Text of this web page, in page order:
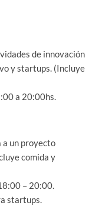
de innovación
y startups. (Incluye
a 20:00hs.
un proyecto
comida y
– 20:00.
startups.